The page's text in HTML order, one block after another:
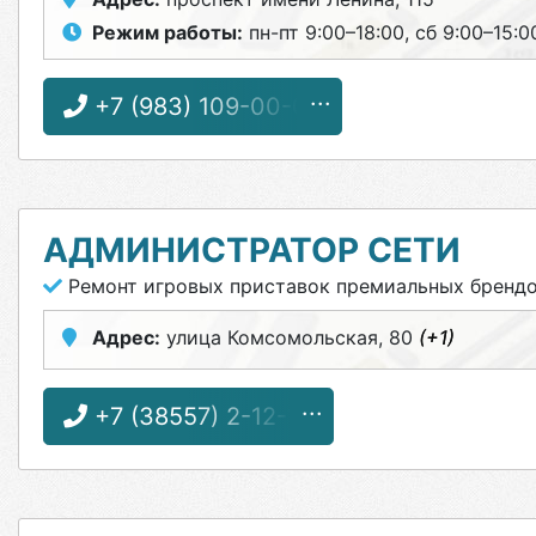
Режим работы: пн-пт 9:00–18:00, сб
+7 (983) 109-00-09
АДМИНИСТРАТОР СЕТИ
Ремонт игровых приставок премиальных
Адрес: улица Комсомольская, 80 (+1)
+7 (38557) 2-12-10